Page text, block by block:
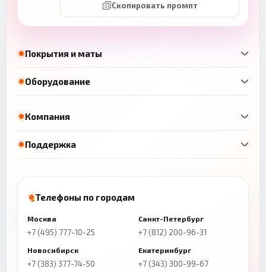
Покрытия и маты
Оборудование
Скопировать промпт
Компания
Поддержка
Телефоны по городам
Москва
+7 (495) 777-10-25
Санкт-Петербург
+7 (812) 200-96-31
Новосибирск
+7 (383) 377-74-50
Екатеринбург
+7 (343) 300-99-67